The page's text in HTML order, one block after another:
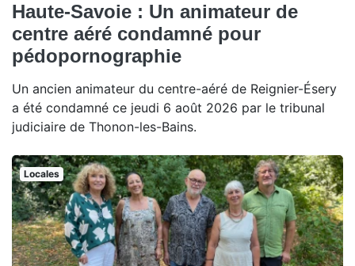
Haute-Savoie : Un animateur de
centre aéré condamné pour
pédopornographie
Un ancien animateur du centre-aéré de Reignier-Ésery
a été condamné ce jeudi 6 août 2026 par le tribunal
judiciaire de Thonon-les-Bains.
Locales